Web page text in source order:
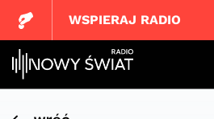
WSPIERAJ RADIO